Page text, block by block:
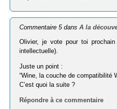
Commentaire 5 dansA la
Olivier, je vote pour toi
intellectuelle).
Juste un point :
“Wine, la couche de compatibilité
C’est quoi la suite ?
Répondre à ce commentaire